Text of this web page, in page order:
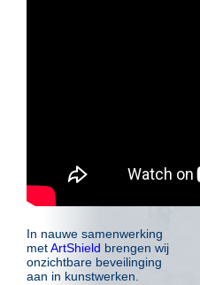
In nauwe samenwerking
metArtShield brengen wij
onzichtbare beveilinging
aan in kunstwerken.